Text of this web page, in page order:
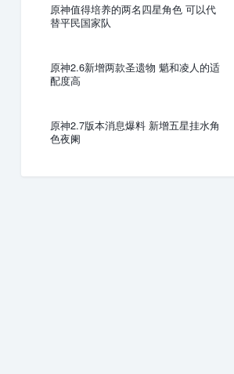
原神值得培养的两名四星角色 可以代
替平民国家队
原神2.6新增两款圣遗物 魈和凌人的适
配度高
原神2.7版本消息爆料 新增五星挂水角
色夜阑